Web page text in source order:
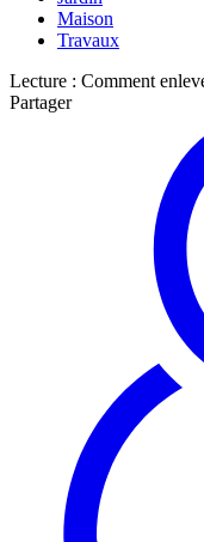
Maison
Travaux
Lecture : Comment
Partager